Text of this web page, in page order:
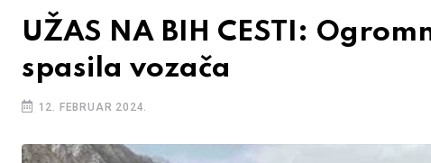
UŽAS NA BIH CESTI:
spasila vozača
12. FEBRUAR 2024.